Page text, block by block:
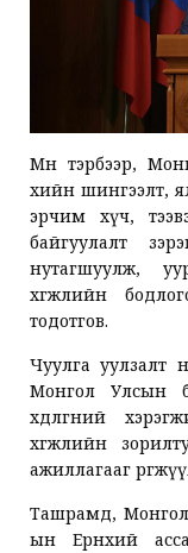
Мөн тэрбээр,
хийн шингээлт,
эрчим хүч,
байгуулалт
нутагшуулж,
хөгжлийн
тодотгов.
Чуулга уулзалт
Монгол Улсын
хөдөлгөөний
хөгжлийн
ажиллагааг
Ташрамд, Монгол
ын Ерөнхий